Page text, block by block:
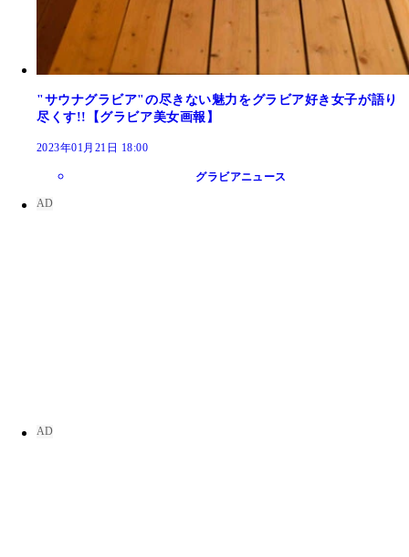
"サウナグラビア"の尽きない魅力をグラビア好き女子が語り
尽くす!!【グラビア美女画報】
2023年01月21日 18:00
グラビアニュース